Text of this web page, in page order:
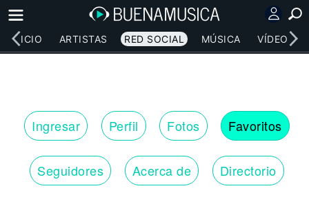
INICIO ARTISTAS RED SOCIAL MÚSICA VÍDEOS
Ingresar Perfil Fotos Favoritos
Seguidores Acerca de Directorio